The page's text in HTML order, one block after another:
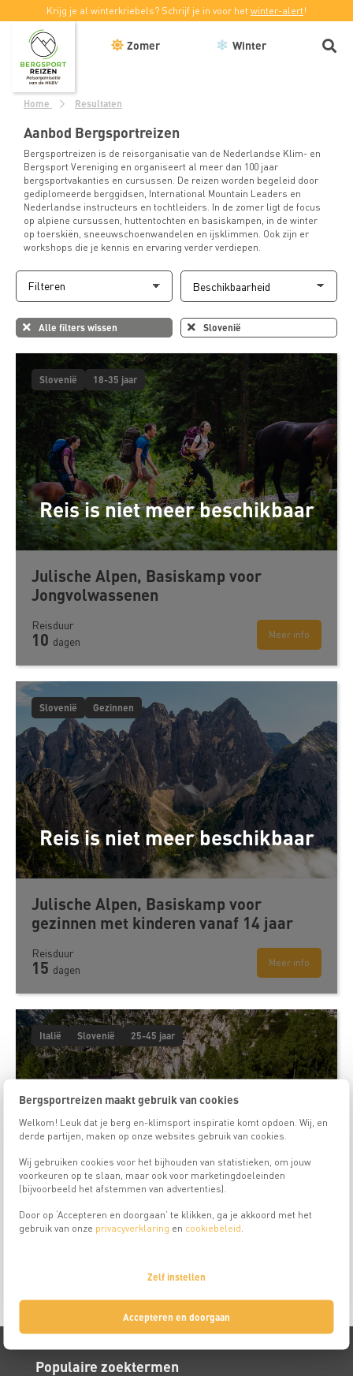
Bergsportreizen maakt gebruik van cookies
Welkom! Leuk dat je berg en-klimsport inspiratie komt opdoen. Wij, en
derde partijen, maken op onze websites gebruik van cookies.
Wij gebruiken cookies voor het bijhouden van statistieken, om jouw
voorkeuren op te slaan, maar ook voor marketingdoeleinden
(bijvoorbeeld het afstemmen van advertenties).
Door op ‘Accepteren en doorgaan’ te klikken, ga je akkoord met het
gebruik van onze privacyverklaring en cookiebeleid
Zelf instellen
Accepteren en doorgaan
Krijg je al winterkriebels? Schrijf je in voor het winter-alert!
Zomer Winter
Home Resultaten
Aanbod Bergsportreizen
Bergsportreizen is de reisorganisatie van de Nederlandse Klim- en
Bergsport Vereniging en organiseert al meer dan 100 jaar
bergsportvakanties en cursussen. De reizen worden begeleid door
gediplomeerde berggidsen, International Mountain Leaders en
Nederlandse instructeurs en tochtleiders. In de zomer ligt de focus
op alpiene cursussen, huttentochten en basiskampen, in de winter
op toerskiën, sneeuwschoenwandelen en ijsklimmen. Ook zijn er
workshops die je kennis en ervaring verder verdiepen.
Filteren
Alle filters wissen Slovenië
Reis is niet meer beschikbaar
Slovenië 18-35 jaar
Julische Alpen, Basiskamp voor
Jongvolwassenen
Meer info
Reisduur
10 dagen
Reis is niet meer beschikbaar
Slovenië Gezinnen
Julische Alpen, Basiskamp voor
gezinnen met kinderen vanaf 14 jaar
Meer info
Reisduur
15 dagen
Reis is niet meer beschikbaar
Italië Slovenië 25-45 jaar
Julische Alpen, Huttentocht 25-45 jaar
Populaire zoektermen